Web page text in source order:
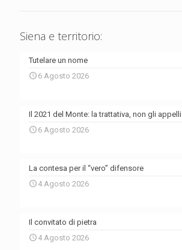
Siena e territorio:
Tutelare un nome
6 Agosto 2026
Il 2021 del Monte: la trattativa, non gli appelli
6 Agosto 2026
La contesa per il “vero” difensore
4 Agosto 2026
Il convitato di pietra
4 Agosto 2026